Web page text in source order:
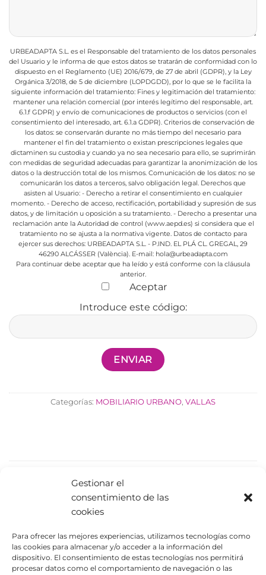
Gestionar el
consentimiento de las
cookies
Para ofrecer las mejores experiencias, utilizamos tecnologías como
las cookies para almacenar y/o acceder a la información del
dispositivo. El consentimiento de estas tecnologías nos permitirá
procesar datos como el comportamiento de navegación o las
URBEADAPTA S.L. es el Responsable del tratamiento de los datos personales
del Usuario y le informa de que estos datos se tratarán de conformidad con lo
dispuesto en el Reglamento (UE) 2016/679, de 27 de abril (GDPR), y la Ley
Orgánica 3/2018, de 5 de diciembre (LOPDGDD), por lo que se le facilita la
siguiente información del tratamiento:Fines y legitimación del tratamiento:
mantener una relación comercial (por interés legítimo del responsable, art.
6.1.f GDPR) y envío de comunicaciones de productos o servicios (con el
consentimiento del interesado, art. 6.1.a GDPR). Criterios de conservación de
los datos: se conservarán durante no más tiempo del necesario para
mantener el fin del tratamiento o existan prescripciones legales que
dictaminen su custodia y cuando ya no sea necesario para ello, se suprimirán
con medidas de seguridad adecuadas para garantizar la anonimización de los
datos o la destrucción total de los mismos.Comunicación de los datos: no se
comunicarán los datos a terceros, salvo obligación legal. Derechos que
asisten al Usuario: - Derecho a retirar el consentimiento en cualquier
momento.- Derecho de acceso, rectificación, portabilidad y supresión de sus
datos, y de limitación u oposición a su tratamiento.- Derecho a presentar una
reclamación ante la Autoridad de control (www.aepd.es) si considera que el
tratamiento no se ajusta a la normativa vigente.Datos de contacto para
ejercer sus derechos: URBEADAPTA S.L. - P.IND. EL PLÁ CL. GREGAL, 29
46290 ALCÁSSER (València). E-mail: hola@urbeadapta.com
Para continuar debe aceptar que ha leído y está conforme con la cláusula
anterior.
Aceptar
Introduce este código:
Categorías: MOBILIARIO URBANO, VALLAS